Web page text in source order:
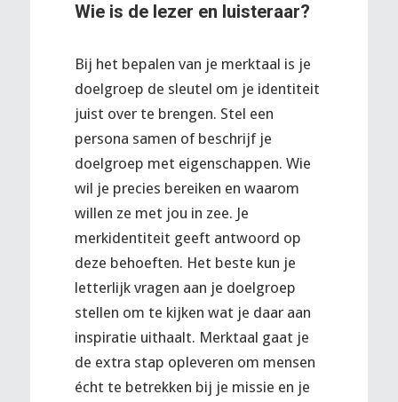
Wie is de lezer en luisteraar?
Bij het bepalen van je merktaal is je
doelgroep de sleutel om je identiteit
juist over te brengen. Stel een
persona samen of beschrijf je
doelgroep met eigenschappen. Wie
wil je precies bereiken en waarom
willen ze met jou in zee. Je
merkidentiteit geeft antwoord op
deze behoeften. Het beste kun je
letterlijk vragen aan je doelgroep
stellen om te kijken wat je daar aan
inspiratie uithaalt. Merktaal gaat je
de extra stap opleveren om mensen
écht te betrekken bij je missie en je